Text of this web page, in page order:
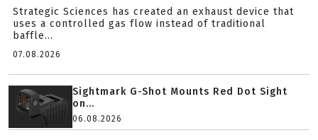
Strategic Sciences has created an exhaust device that
uses a controlled gas flow instead of traditional
baffle...
07.08.2026
Sightmark G-Shot Mounts Red Dot Sight
on...
06.08.2026